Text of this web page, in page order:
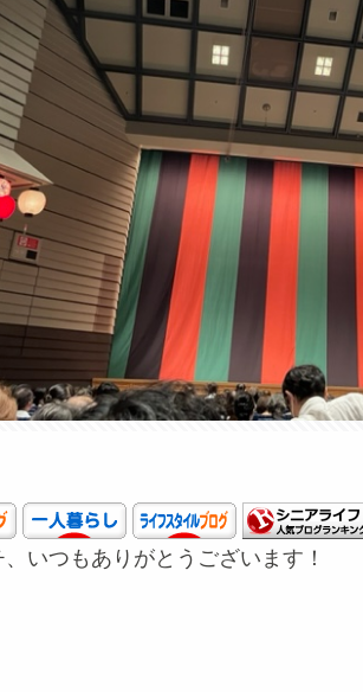
いつもありがとうございます！